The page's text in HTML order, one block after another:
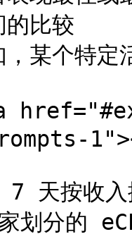
比较
某个特定
天按收入
划分的